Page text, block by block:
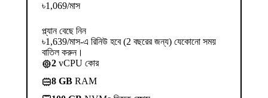
৳1,069/মাস
প্ল্যান বেছে নিন
৳1,639/মাস-এ রিনিউ হবে (2 বছরের জন্য) যেকোনো সময়
বাতিল করুন।
2 vCPU কোর
8 GB RAM